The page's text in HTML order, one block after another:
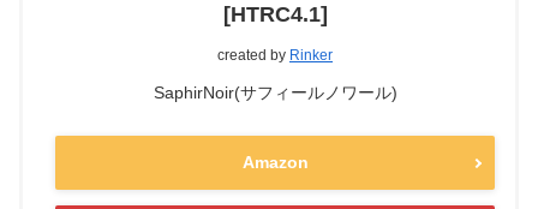
[HTRC4.1]
created by Rinker
SaphirNoir(サフィールノワール)
Amazon